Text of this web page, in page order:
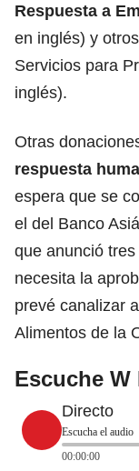
Respuesta a
en inglés) y
Servicios para
inglés).
Otras
respuesta
espera que se
el del Banco
que anunció
necesita la
prevé canalizar
Alimentos de la
Escuche
Directo
Escucha el audio
00:00:00